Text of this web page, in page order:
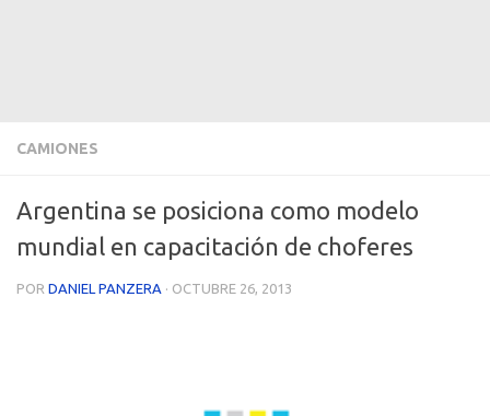
CAMIONES
Argentina se posiciona como modelo
mundial en capacitación de choferes
POR DANIEL PANZERA · OCTUBRE 26, 2013